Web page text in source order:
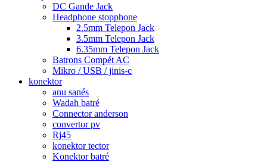
DC Gande Jack
Headphone stopphone
2.5mm Telepon Jack
3.5mm Telepon Jack
6.35mm Telepon Jack
Batrons Compét AC
Mikro / USB / jinis-c
konektor
anu sanés
Wadah batré
Connector anderson
convertor pv
Rj45
konektor tector
Konektor batré